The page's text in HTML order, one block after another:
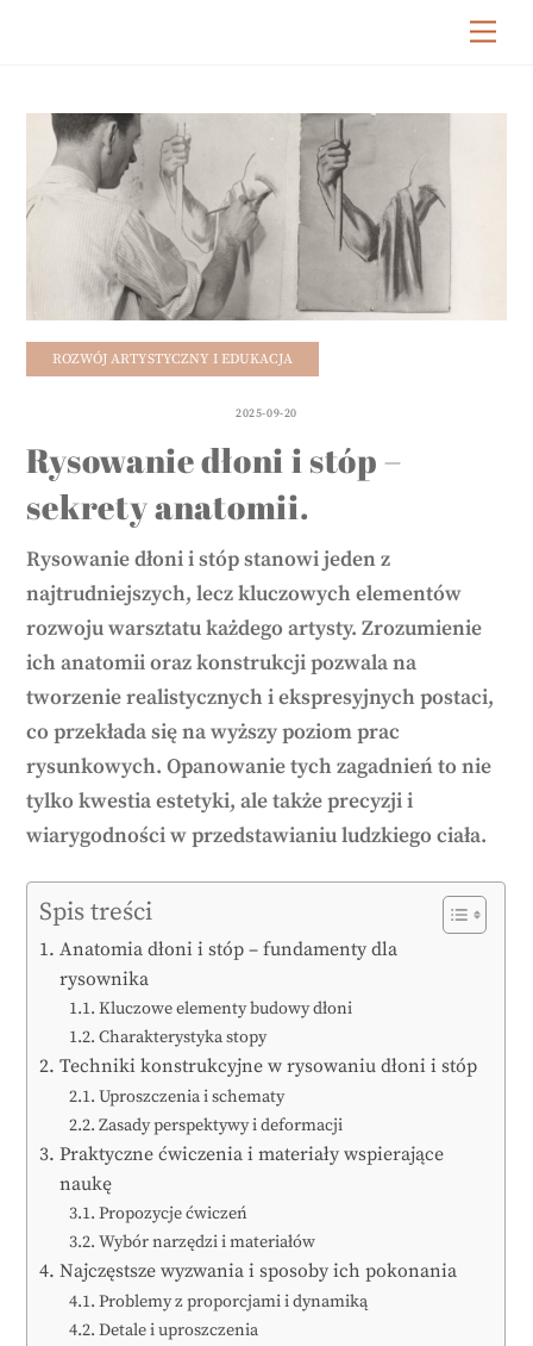
2025-09-20
Rysowanie dłoni i stóp –
sekrety anatomii.
ROZWÓJ ARTYSTYCZNY I EDUKACJA
Rysowanie dłoni i stóp stanowi jeden z
najtrudniejszych, lecz kluczowych elementów
rozwoju warsztatu każdego artysty. Zrozumienie
ich anatomii oraz konstrukcji pozwala na
tworzenie realistycznych i ekspresyjnych postaci,
co przekłada się na wyższy poziom prac
rysunkowych. Opanowanie tych zagadnień to nie
tylko kwestia estetyki, ale także precyzji i
wiarygodności w przedstawianiu ludzkiego ciała.
Spis treści
Anatomia dłoni i stóp – fundamenty dla
rysownika
Kluczowe elementy budowy dłoni
Charakterystyka stopy
Techniki konstrukcyjne w rysowaniu dłoni i stóp
Uproszczenia i schematy
Zasady perspektywy i deformacji
Praktyczne ćwiczenia i materiały wspierające
naukę
Propozycje ćwiczeń
Wybór narzędzi i materiałów
Najczęstsze wyzwania i sposoby ich pokonania
Problemy z proporcjami i dynamiką
Detale i uproszczenia